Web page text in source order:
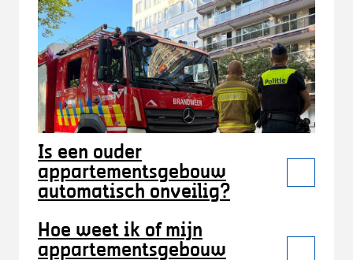
Is een ouder
appartementsgebouw
automatisch onveilig?
Hoe weet ik of mijn
appartementsgebouw